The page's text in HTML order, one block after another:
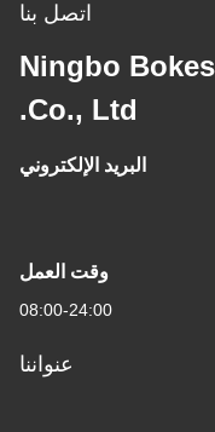
اتصل بنا
Ningbo
Co., Ltd.
البريد الإلكتروني
وقت العمل
08:00-24:00
عنواننا